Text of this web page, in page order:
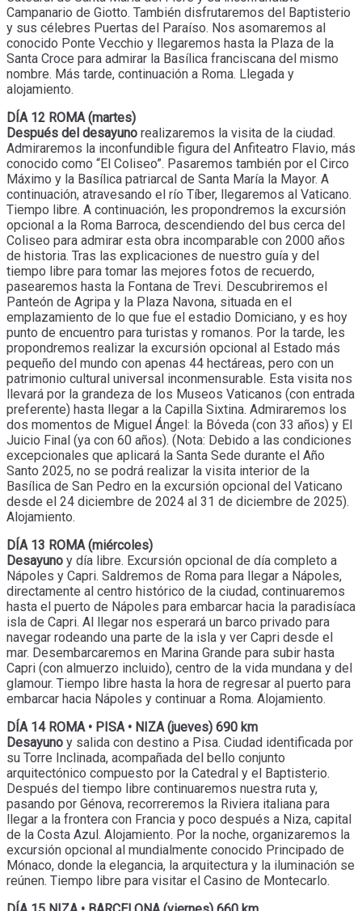
Campanario de Giotto. También disfrutaremos del Baptisterio
y sus célebres Puertas del Paraíso. Nos asomaremos al
conocido Ponte Vecchio y llegaremos hasta la Plaza de la
Santa Croce para admirar la Basílica franciscana del mismo
nombre. Más tarde, continuación a Roma. Llegada y
alojamiento.
DÍA 12 ROMA (martes)
Después del desayuno realizaremos la visita de la ciudad.
Admiraremos la inconfundible figura del Anfiteatro Flavio, más
conocido como “El Coliseo”. Pasaremos también por el Circo
Máximo y la Basílica patriarcal de Santa María la Mayor. A
continuación, atravesando el río Tíber, llegaremos al Vaticano.
Tiempo libre. A continuación, les propondremos la excursión
opcional a la Roma Barroca, descendiendo del bus cerca del
Coliseo para admirar esta obra incomparable con 2000 años
de historia. Tras las explicaciones de nuestro guía y del
tiempo libre para tomar las mejores fotos de recuerdo,
pasearemos hasta la Fontana de Trevi. Descubriremos el
Panteón de Agripa y la Plaza Navona, situada en el
emplazamiento de lo que fue el estadio Domiciano, y es hoy
punto de encuentro para turistas y romanos. Por la tarde, les
propondremos realizar la excursión opcional al Estado más
pequeño del mundo con apenas 44 hectáreas, pero con un
patrimonio cultural universal inconmensurable. Esta visita nos
llevará por la grandeza de los Museos Vaticanos (con entrada
preferente) hasta llegar a la Capilla Sixtina. Admiraremos los
dos momentos de Miguel Ángel: la Bóveda (con 33 años) y El
Juicio Final (ya con 60 años). (Nota: Debido a las condiciones
excepcionales que aplicará la Santa Sede durante el Año
Santo 2025, no se podrá realizar la visita interior de la
Basílica de San Pedro en la excursión opcional del Vaticano
desde el 24 diciembre de 2024 al 31 de diciembre de 2025).
Alojamiento.
DÍA 13 ROMA (miércoles)
Desayuno y día libre. Excursión opcional de día completo a
Nápoles y Capri. Saldremos de Roma para llegar a Nápoles,
directamente al centro histórico de la ciudad, continuaremos
hasta el puerto de Nápoles para embarcar hacia la paradisíaca
isla de Capri. Al llegar nos esperará un barco privado para
navegar rodeando una parte de la isla y ver Capri desde el
mar. Desembarcaremos en Marina Grande para subir hasta
Capri (con almuerzo incluido), centro de la vida mundana y del
glamour. Tiempo libre hasta la hora de regresar al puerto para
embarcar hacia Nápoles y continuar a Roma. Alojamiento.
DÍA 14 ROMA • PISA • NIZA (jueves) 690 km
Desayuno y salida con destino a Pisa. Ciudad identificada por
su Torre Inclinada, acompañada del bello conjunto
arquitectónico compuesto por la Catedral y el Baptisterio.
Después del tiempo libre continuaremos nuestra ruta y,
pasando por Génova, recorreremos la Riviera italiana para
llegar a la frontera con Francia y poco después a Niza, capital
de la Costa Azul. Alojamiento. Por la noche, organizaremos la
excursión opcional al mundialmente conocido Principado de
Mónaco, donde la elegancia, la arquitectura y la iluminación se
reúnen. Tiempo libre para visitar el Casino de Montecarlo.